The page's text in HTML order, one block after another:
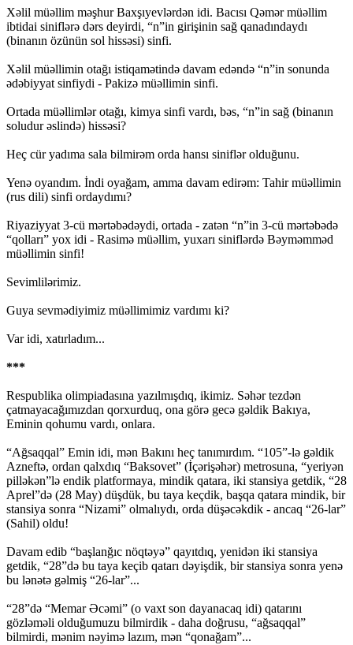
Xəlil müəllim məşhur Baxşıyevlərdən idi. Bacısı Qəmər müəllim
ibtidai siniflərə dərs deyirdi, “n”in girişinin sağ qanadındaydı
(binanın özünün sol hissəsi) sinfi.
Xəlil müəllimin otağı istiqamətində davam edəndə “n”in sonunda
ədəbiyyat sinfiydi - Pakizə müəllimin sinfi.
Ortada müəllimlər otağı, kimya sinfi vardı, bəs, “n”in sağ (binanın
soludur əslində) hissəsi?
Heç cür yadıma sala bilmirəm orda hansı siniflər olduğunu.
Yenə oyandım. İndi oyağam, amma davam edirəm: Tahir müəllimin
(rus dili) sinfi ordaydımı?
Riyaziyyat 3-cü mərtəbədəydi, ortada - zatən “n”in 3-cü mərtəbədə
“qolları” yox idi - Rasimə müəllim, yuxarı siniflərdə Bəyməmməd
müəllimin sinfi!
Sevimlilərimiz.
Guya sevmədiyimiz müəllimimiz vardımı ki?
Var idi, xatırladım...
***
Respublika olimpiadasına yazılmışdıq, ikimiz. Səhər tezdən
çatmayacağımızdan qorxurduq, ona görə gecə gəldik Bakıya,
Eminin qohumu vardı, onlara.
“Ağsaqqal” Emin idi, mən Bakını heç tanımırdım. “105”-lə gəldik
Azneftə, ordan qalxdıq “Baksovet” (İçərişəhər) metrosuna, “yeriyən
pilləkən”lə endik platformaya, mindik qatara, iki stansiya getdik, “28
Aprel”də (28 May) düşdük, bu taya keçdik, başqa qatara mindik, bir
stansiya sonra “Nizami” olmalıydı, orda düşəcəkdik - ancaq “26-lar”
(Sahil) oldu!
Davam edib “başlanğıc nöqtəyə” qayıtdıq, yenidən iki stansiya
getdik, “28”də bu taya keçib qatarı dəyişdik, bir stansiya sonra yenə
bu lənətə gəlmiş “26-lar”...
“28”də “Memar Əcəmi” (o vaxt son dayanacaq idi) qatarını
gözləməli olduğumuzu bilmirdik - daha doğrusu, “ağsaqqal”
bilmirdi, mənim nəyimə lazım, mən “qonağam”...